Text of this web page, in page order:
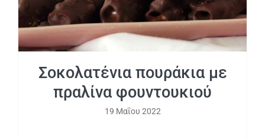
Σοκολατένια πουράκια με
πραλίνα φουντουκιού
19 Μαΐου 2022